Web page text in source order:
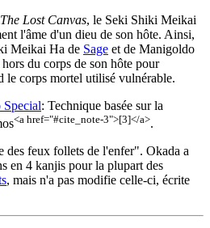
Lost Canvas, le Seki Shiki Meikai
l'âme d'un dieu de son hôte. Ainsi,
Meikai Ha de Sage et de Manigoldo
hors du corps de son hôte pour
le corps mortel utilisé vulnérable.
Special: Technique basée sur la
<a href="#cite_note-3">[3]</a>.
feux follets de l'enfer". Okada a
en 4 kanjis pour la plupart des
, mais n'a pas modifie celle-ci, écrite